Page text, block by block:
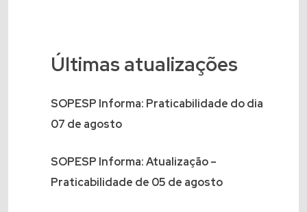
Últimas atualizações
SOPESP Informa: Praticabilidade do dia
07 de agosto
SOPESP Informa: Atualização –
Praticabilidade de 05 de agosto